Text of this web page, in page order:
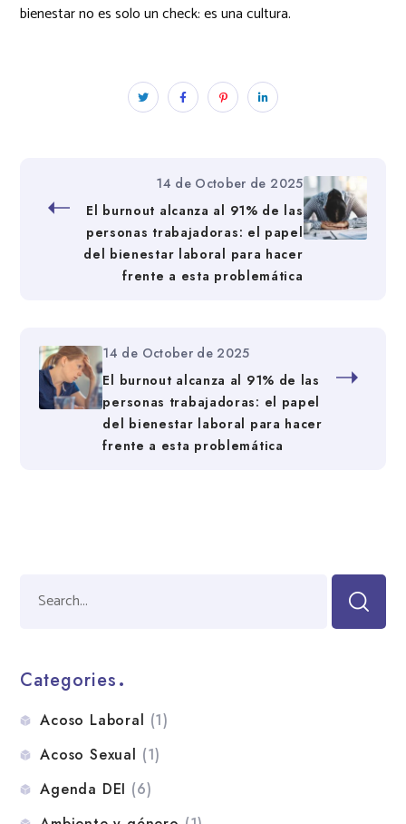
bienestar no es solo un check: es una cultura.
14 de October de 2025
El burnout alcanza al 91% de las
personas trabajadoras: el papel
del bienestar laboral para hacer
frente a esta problemática
14 de October de 2025
El burnout alcanza al 91% de las
personas trabajadoras: el papel
del bienestar laboral para hacer
frente a esta problemática
Categories
Acoso Laboral (1)
Acoso Sexual (1)
Agenda DEI (6)